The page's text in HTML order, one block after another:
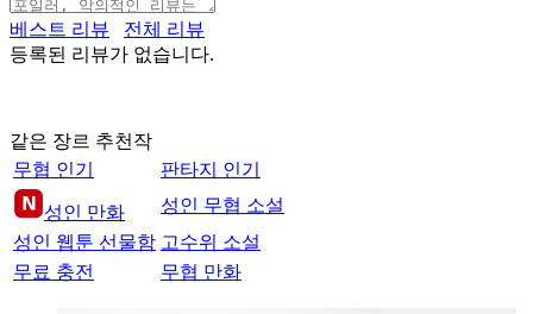
베스트 리뷰
전체 리뷰
등록된 리뷰가 없습니다.
같은 장르 추천작
무협 인기
판타지 인기
성인 만화
성인 무협 소설
성인 웹툰 선물함 고수위 소설
무료 충전
무협 만화